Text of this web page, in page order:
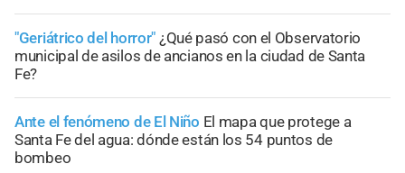
"Geriátrico del horror" ¿Qué pasó con el Observatorio
municipal de asilos de ancianos en la ciudad de Santa
Fe?
Ante el fenómeno de El Niño El mapa que protege a
Santa Fe del agua: dónde están los 54 puntos de
bombeo